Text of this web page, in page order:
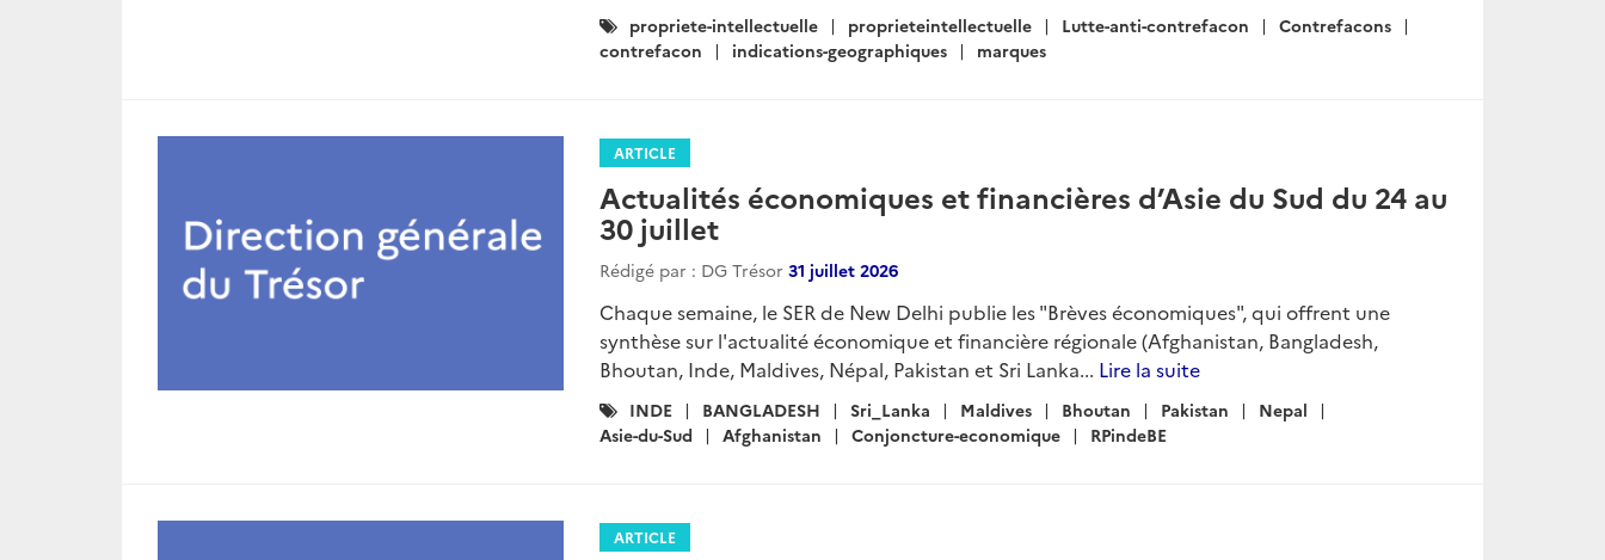
Catégories
:
propriete-intellectuelle proprieteintellectuelle Lutte-anti-contrefacon
Contrefacons
contrefacon
indications-geographiques marques
ARTICLE
Actualités économiques et financières d’Asie du Sud du 24 au
30 juillet
Rédigé par : DG Trésor 31 juillet 2026
Chaque semaine, le SER de New Delhi publie les "Brèves économiques", qui offrent une
synthèse sur l'actualité économique et financière régionale (Afghanistan, Bangladesh,
Bhoutan, Inde, Maldives, Népal, Pakistan et Sri Lanka... Lire la suite
Catégories
:
INDE BANGLADESH Sri_Lanka Maldives Bhoutan Pakistan
Nepal
Asie-du-Sud
Afghanistan Conjoncture-economique RPindeBE
ARTICLE